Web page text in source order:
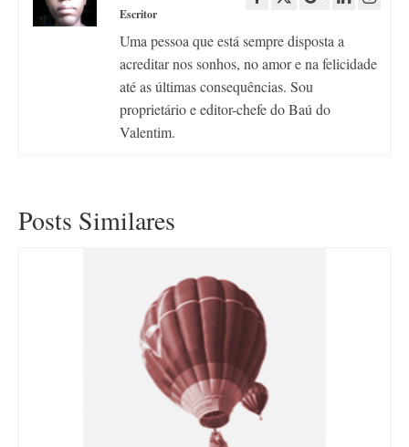
Escritor
Uma pessoa que está sempre disposta a
acreditar nos sonhos, no amor e na felicidade
até as últimas consequências. Sou
proprietário e editor-chefe do Baú do
Valentim.
Posts Similares